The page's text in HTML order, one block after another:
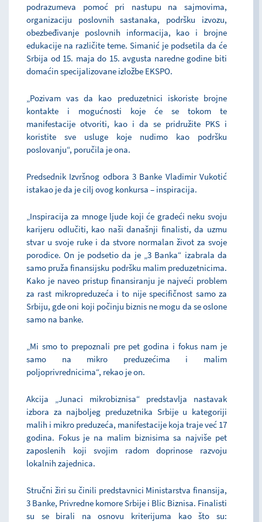
podrazumeva pomoć pri nastupu na sajmovima,
organizaciju poslovnih sastanaka, podršku izvozu,
obezbeđivanje poslovnih informacija, kao i brojne
edukacije na različite teme. Simanić je podsetila da će
Srbija od 15. maja do 15. avgusta naredne godine biti
domaćin specijalizovane izložbe EKSPO.
„Pozivam vas da kao preduzetnici iskoriste brojne
kontakte i mogućnosti koje će se tokom te
manifestacije otvoriti, kao i da se pridružite PKS i
koristite sve usluge koje nudimo kao podršku
poslovanju“, poručila je ona.
Predsednik Izvršnog odbora 3 Banke Vladimir Vukotić
istakao je da je cilj ovog konkursa – inspiracija.
„Inspiracija za mnoge ljude koji će gradeći neku svoju
karijeru odlučiti, kao naši današnji finalisti, da uzmu
stvar u svoje ruke i da stvore normalan život za svoje
porodice. On je podsetio da je „3 Banka“ izabrala da
samo pruža finansijsku podršku malim preduzetnicima.
Kako je naveo pristup finansiranju je najveći problem
za rast mikropreduzeća i to nije specifičnost samo za
Srbiju, gde oni koji počinju biznis ne mogu da se oslone
samo na banke.
„Mi smo to prepoznali pre pet godina i fokus nam je
samo na mikro preduzećima i malim
poljoprivrednicima“, rekao je on.
Akcija „Junaci mikrobiznisa“ predstavlja nastavak
izbora za najboljeg preduzetnika Srbije u kategoriji
malih i mikro preduzeća, manifestacije koja traje već 17
godina. Fokus je na malim biznisima sa najviše pet
zaposlenih koji svojim radom doprinose razvoju
lokalnih zajednica.
Stručni žiri su činili predstavnici Ministarstva finansija,
3 Banke, Privredne komore Srbije i Blic Biznisa. Finalisti
su se birali na osnovu kriterijuma kao što su: